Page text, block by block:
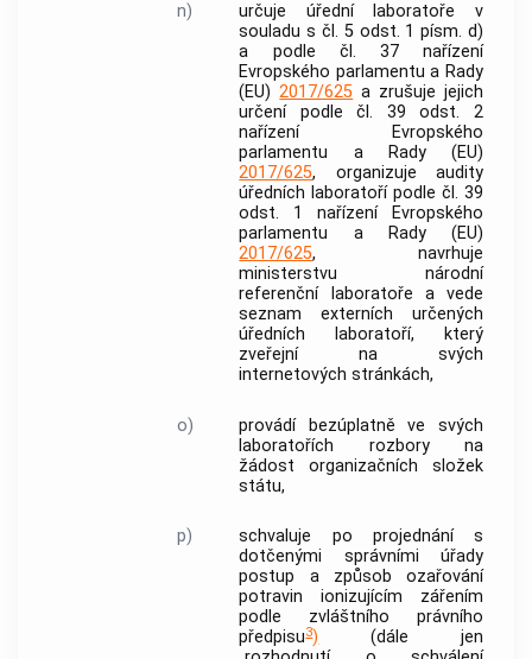
n)
určuje úřední laboratoře v
souladu s čl. 5 odst. 1 písm. d)
a podle čl. 37 nařízení
Evropského parlamentu a Rady
(EU)2017/625 a zrušuje jejich
určení podle čl. 39 odst. 2
nařízení Evropského
parlamentu a Rady (EU)
2017/625, organizuje audity
úředních laboratoří podle čl. 39
odst. 1 nařízení Evropského
parlamentu a Rady (EU)
2017/625, navrhuje
ministerstvu národní
referenční laboratoře a vede
seznam externích určených
úředních laboratoří, který
zveřejní na svých
internetových stránkách,
o)
provádí bezúplatně ve svých
laboratořích rozbory na
žádost organizačních složek
státu,
p)
schvaluje po projednání s
dotčenými správními úřady
postup a způsob ozařování
potravin ionizujícím zářením
podle zvláštního právního
předpisu3) (dále jen